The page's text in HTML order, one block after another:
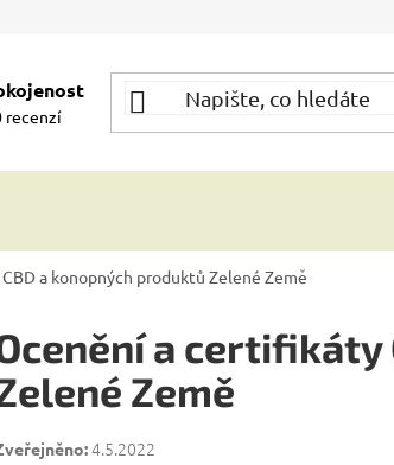
recenzí
a konopných produktů Zelené Země
a certifikáty
Země
4.5.2022